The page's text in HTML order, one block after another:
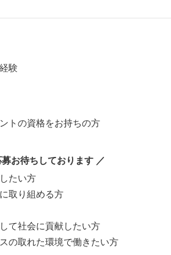
験
トの資格をお持ちの方
お待ちしております ／
たい方
取り組める方
て社会に貢献したい方
の取れた環境で働きたい方